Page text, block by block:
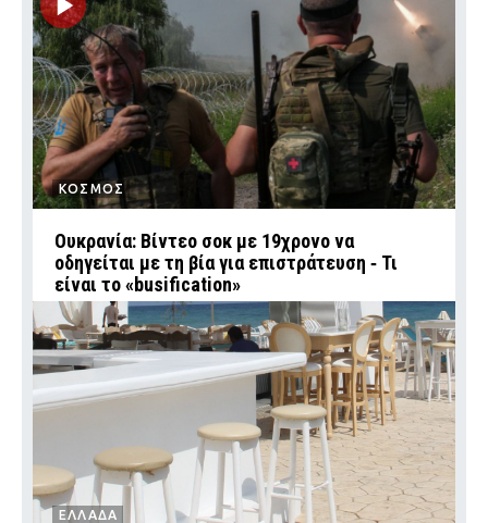
ΚΟΣΜΟΣ
Ουκρανία: Βίντεο σοκ με 19χρονο να
οδηγείται με τη βία για επιστράτευση ‑ Τι
είναι το «busification»
ΕΛΛΑΔΑ